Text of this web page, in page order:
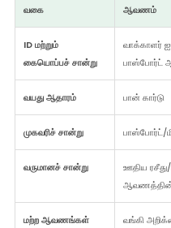
வகை ஆவணம்
ID மற்றும்
கையொப்பச் சான்று
வாக்காளர்
பாஸ்போர்ட்
வயது ஆதாரம் பான் கார்டு
முகவரிச் சான்று பாஸ்போர்ட்/
வருமானச் சான்று
ஊதிய
ஆவணத்தின்
மற்ற ஆவணங்கள் வங்கி